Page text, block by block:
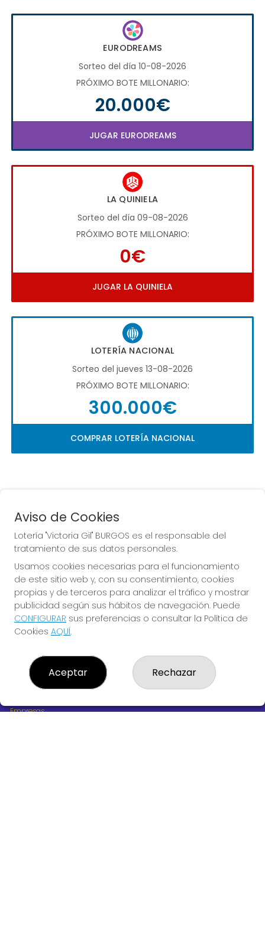
EURODREAMS
Sorteo del día 10-08-2026
PRÓXIMO BOTE MILLONARIO:
20.000€
JUGAR EURODREAMS
LA QUINIELA
Sorteo del día 09-08-2026
PRÓXIMO BOTE MILLONARIO:
0€
JUGAR LA QUINIELA
LOTERÍA NACIONAL
Sorteo del jueves 13-08-2026
PRÓXIMO BOTE MILLONARIO:
300.000€
COMPRAR LOTERÍA NACIONAL
La de la Antigua de
Gamonal
¿Quiénes somos?
Comprar lotería
Resultados
Empresas
Aviso de Cookies
Lotería "Victoria Gil" BURGOS es el responsable del
tratamiento de sus datos personales.
Usamos cookies necesarias para el funcionamiento
de este sitio web y, con su consentimiento, cookies
propias y de terceros para analizar el tráfico y mostrar
publicidad según sus hábitos de navegación. Puede
CONFIGURAR sus preferencias o consultar la Política de
Cookies AQUÍ.
Aceptar Rechazar